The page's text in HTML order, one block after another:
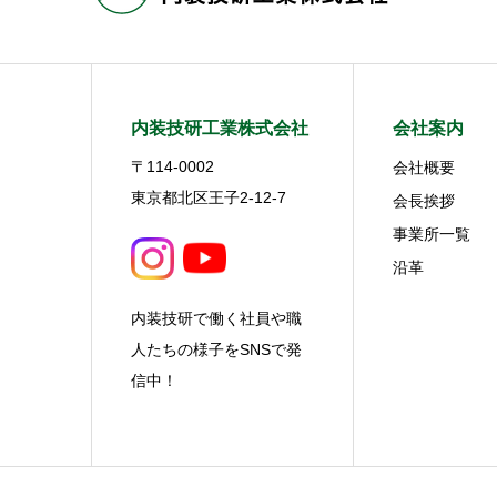
内装技研工業株式会社
〒114-0002
東京都北区王子2-12-7
内装技研で働く社員や職
人たちの様子をSNSで発
信中！
会社案内
会社概要
会長挨拶
事業所一覧
沿革